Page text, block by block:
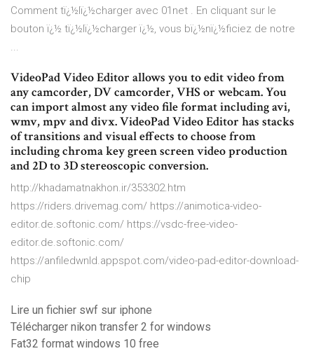
Comment tï¿½lï¿½charger avec 01net . En cliquant sur le
bouton ï¿½ tï¿½lï¿½charger ï¿½, vous bï¿½nï¿½ficiez de notre
...
VideoPad Video Editor allows you to edit video from
any camcorder, DV camcorder, VHS or webcam. You
can import almost any video file format including avi,
wmv, mpv and divx. VideoPad Video Editor has stacks
of transitions and visual effects to choose from
including chroma key green screen video production
and 2D to 3D stereoscopic conversion.
http://khadamatnakhon.ir/353302.htm
https://riders.drivemag.com/ https://animotica-video-
editor.de.softonic.com/ https://vsdc-free-video-
editor.de.softonic.com/
https://anfiledwnld.appspot.com/video-pad-editor-download-
chip
Lire un fichier swf sur iphone
Télécharger nikon transfer 2 for windows
Fat32 format windows 10 free